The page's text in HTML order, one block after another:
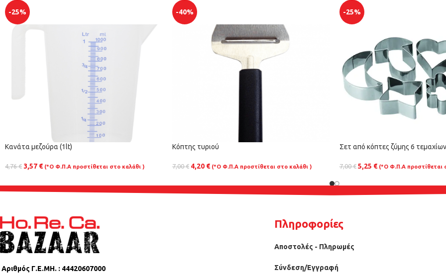
-25%
Κανάτα μεζούρα (1lt)
4,76€ 3,57 € (*Ο Φ.Π.Α προστίθεται στο καλάθι )
-40%
Κόπτης τυριού
7,00€ 4,20 € (*Ο Φ.Π.Α προστίθεται στο καλάθι )
-25%
Σετ από κόπτες ζύμης 6
7,00€ 5,25 € (*Ο Φ.Π.Α προστίθεται
Αριθμός Γ.Ε.ΜΗ. : 44420607000
Πληροφορίες
Αποστολές - Πληρωμές
Σύνδεση/Εγγραφή